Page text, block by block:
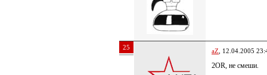
25 aZ , 12.04.2005
2OR, не смеши.